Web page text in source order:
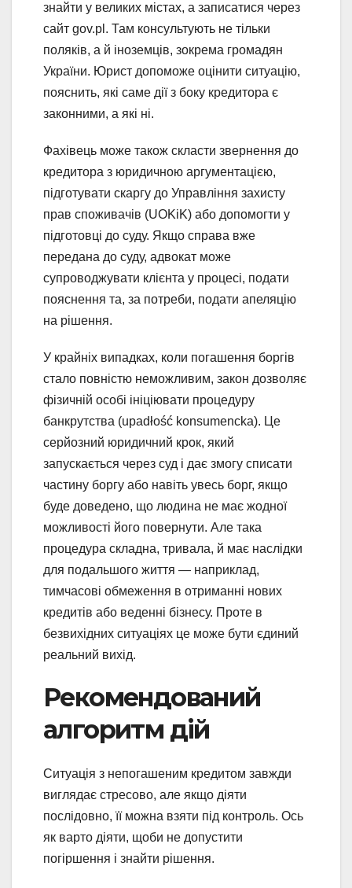
знайти у великих містах, а записатися через
сайт gov.pl. Там консультують не тільки
поляків, а й іноземців, зокрема громадян
України. Юрист допоможе оцінити ситуацію,
пояснить, які саме дії з боку кредитора є
законними, а які ні.
Фахівець може також скласти звернення до
кредитора з юридичною аргументацією,
підготувати скаргу до Управління захисту
прав споживачів (UOKiK) або допомогти у
підготовці до суду. Якщо справа вже
передана до суду, адвокат може
супроводжувати клієнта у процесі, подати
пояснення та, за потреби, подати апеляцію
на рішення.
У крайніх випадках, коли погашення боргів
стало повністю неможливим, закон дозволяє
фізичній особі ініціювати процедуру
банкрутства (upadłość konsumencka). Це
серйозний юридичний крок, який
запускається через суд і дає змогу списати
частину боргу або навіть увесь борг, якщо
буде доведено, що людина не має жодної
можливості його повернути. Але така
процедура складна, тривала, й має наслідки
для подальшого життя — наприклад,
тимчасові обмеження в отриманні нових
кредитів або веденні бізнесу. Проте в
безвихідних ситуаціях це може бути єдиний
реальний вихід.
Рекомендований
алгоритм дій
Ситуація з непогашеним кредитом завжди
виглядає стресово, але якщо діяти
послідовно, її можна взяти під контроль. Ось
як варто діяти, щоби не допустити
погіршення і знайти рішення.